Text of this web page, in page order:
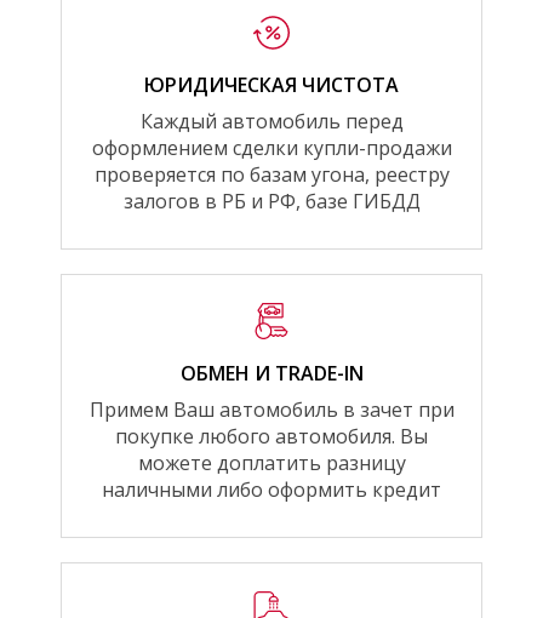
ЮРИДИЧЕСКАЯ ЧИСТОТА
Каждый автомобиль перед
оформлением сделки купли-продажи
проверяется по базам угона, реестру
залогов в РБ и РФ, базе ГИБДД
ОБМЕН И TRADE-IN
Примем Ваш автомобиль в зачет при
покупке любого автомобиля. Вы
можете доплатить разницу
наличными либо оформить кредит